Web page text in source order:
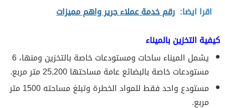
اقرا ايضا: رقم خدمة عملاء جرير واهم مميزات
كيفية التخزين بالميناء
يشمل الميناء ساحات ومستودعات خاصة بالتخزين ومنها، 6
مستودعات خاصة بالبضائع عامة مساحتها 25,200 متر مربع.
مستودع واحد فقط للمواد الخطرة وتبلغ مساحته 1500 متر
مربع.